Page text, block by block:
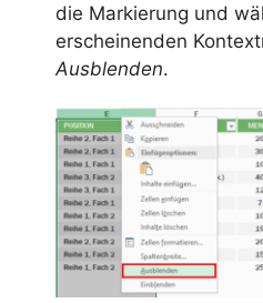
die Markierung und
erscheinenden
Ausblenden.